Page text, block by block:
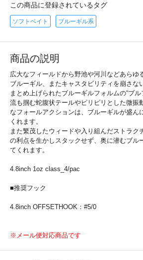
この商品に登録されているタグ
ソフトベイト ブルーギル系
商品の説明
広大なフィールドから野池や河川などあらゆ
ブルーギル、またキャスタビリティを崩さな
まとめ上げられたブルーギルフォルムの“ブ
流も掴む蛇腹状テールやピリピリとした微振
なフォールアクションは、ブルーギルが盛ん
くれます。
また繁茂したウィードや入り組んだストラク
の利点を生かしスタックせず、奥に潜むブル
てくれます。
4.8inch 1oz class_4/pac
■推奨フック
4.8inch OFFSETHOOK：#5/0
※メール便対応商品です